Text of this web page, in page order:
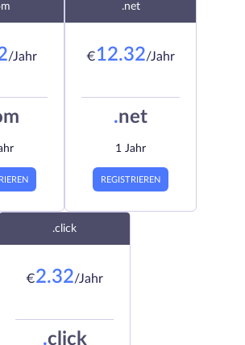
/Jahr
.net
€12.32/Jahr
.net
1 Jahr
REGISTRIEREN
.click
€2.32/Jahr
.click